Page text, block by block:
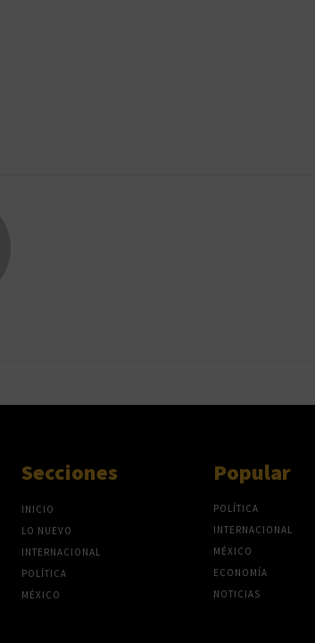
Secciones
INICIO
LO NUEVO
INTERNACIONAL
POLÍTICA
MÉXICO
Popular
POLÍTICA
INTERNACIONAL
MÉXICO
ECONOMÍA
NOTICIAS